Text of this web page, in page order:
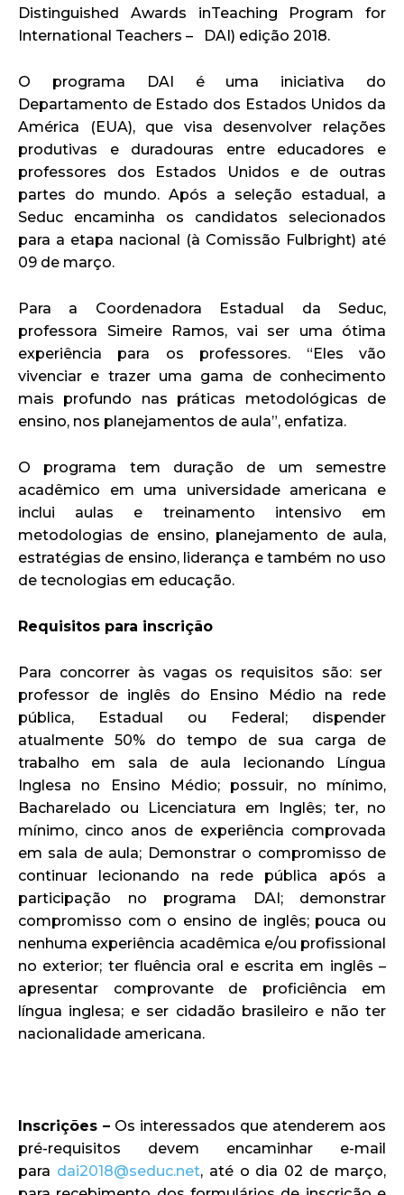
Distinguished Awards inTeaching Program for
International Teachers – DAI) edição 2018.
O programa DAI é uma iniciativa do
Departamento de Estado dos Estados Unidos da
América (EUA), que visa desenvolver relações
produtivas e duradouras entre educadores e
professores dos Estados Unidos e de outras
partes do mundo. Após a seleção estadual, a
Seduc encaminha os candidatos selecionados
para a etapa nacional (à Comissão Fulbright) até
09 de março.
Para a Coordenadora Estadual da Seduc,
professora Simeire Ramos, vai ser uma ótima
experiência para os professores. “Eles vão
vivenciar e trazer uma gama de conhecimento
mais profundo nas práticas metodológicas de
ensino, nos planejamentos de aula”, enfatiza.
O programa tem duração de um semestre
acadêmico em uma universidade americana e
inclui aulas e treinamento intensivo em
metodologias de ensino, planejamento de aula,
estratégias de ensino, liderança e também no uso
de tecnologias em educação.
Requisitos para inscrição
Para concorrer às vagas os requisitos são: ser
professor de inglês do Ensino Médio na rede
pública, Estadual ou Federal; dispender
atualmente 50% do tempo de sua carga de
trabalho em sala de aula lecionando Língua
Inglesa no Ensino Médio; possuir, no mínimo,
Bacharelado ou Licenciatura em Inglês; ter, no
mínimo, cinco anos de experiência comprovada
em sala de aula; Demonstrar o compromisso de
continuar lecionando na rede pública após a
participação no programa DAI; demonstrar
compromisso com o ensino de inglês; pouca ou
nenhuma experiência acadêmica e/ou profissional
no exterior; ter fluência oral e escrita em inglês –
apresentar comprovante de proficiência em
língua inglesa; e ser cidadão brasileiro e não ter
nacionalidade americana.
Inscrições – Os interessados que atenderem aos
pré-requisitos devem encaminhar e-mail
para dai2018@seduc.net, até o dia 02 de março,